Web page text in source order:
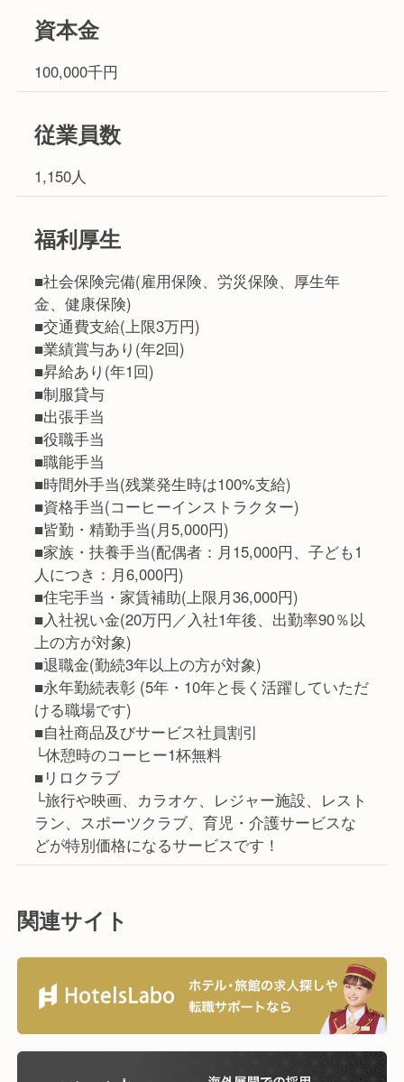
資本金
100,000千円
従業員数
1,150人
福利厚生
■社会保険完備(雇用保険、労災保険、厚生年
金、健康保険)
■交通費支給(上限3万円)
■業績賞与あり(年2回)
■昇給あり(年1回)
■制服貸与
■出張手当
■役職手当
■職能手当
■時間外手当(残業発生時は100%支給)
■資格手当(コーヒーインストラクター)
■皆勤・精勤手当(月5,000円)
■家族・扶養手当(配偶者：月15,000円、子ども1
人につき：月6,000円)
■住宅手当・家賃補助(上限月36,000円)
■入社祝い金(20万円／入社1年後、出勤率90％以
上の方が対象)
■退職金(勤続3年以上の方が対象)
■永年勤続表彰 (5年・10年と長く活躍していただ
ける職場です)
■自社商品及びサービス社員割引
└休憩時のコーヒー1杯無料
■リロクラブ
└旅行や映画、カラオケ、レジャー施設、レスト
ラン、スポーツクラブ、育児・介護サービスな
どが特別価格になるサービスです！
関連サイト